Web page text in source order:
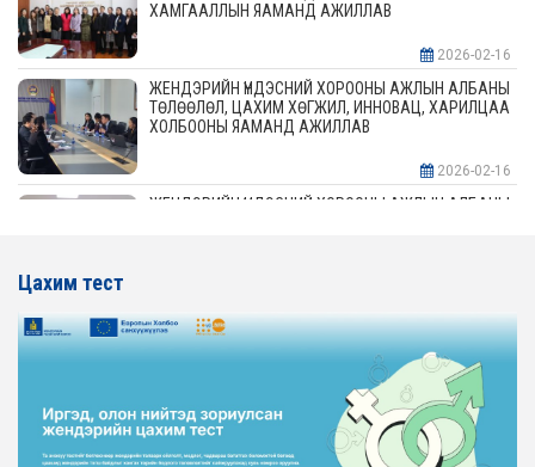
ХАМГААЛЛЫН ЯАМАНД АЖИЛЛАВ
2026-02-16
ЖЕНДЭРИЙН ҮНДЭСНИЙ ХОРООНЫ АЖЛЫН АЛБАНЫ
ТӨЛӨӨЛӨЛ, ЦАХИМ ХӨГЖИЛ, ИННОВАЦ, ХАРИЛЦАА
ХОЛБООНЫ ЯАМАНД АЖИЛЛАВ
2026-02-16
ЖЕНДЭРИЙН ҮНДЭСНИЙ ХОРООНЫ АЖЛЫН АЛБАНЫ
ЖЕНДЭРИЙН ҮНДЭСНИЙ ХОРООНЫ АЖЛЫН АЛБАНЫ
ТӨЛӨӨЛӨЛ ХОТ БАЙГУУЛАЛТ, БАРИЛГА, ОРОН
СУУЦЖУУЛАЛТЫН ЯАМАНД АЖИЛЛАВ
2026-02-16
ЖЕНДЭРИЙН ЭРХ ТЭГШ БАЙДЛЫГ ХАНГАХ ҮЙЛ
АЖИЛЛАГААГ ЭРЧИМЖҮҮЛЭХ САРЫН ХУВААРЬТАЙ
Цахим тест